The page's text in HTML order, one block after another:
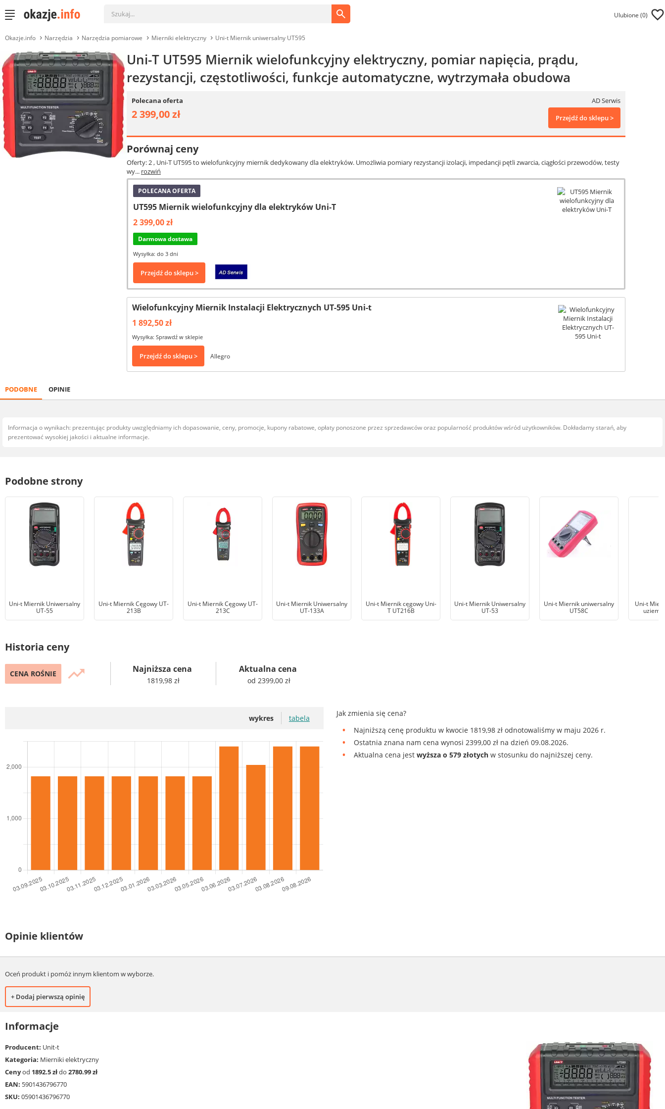
Ulubione (0)
Okazje.info Narzędzia Narzędzia pomiarowe Mierniki elektryczny Uni-t Miernik uniwersalny UT595
Uni-T UT595 Miernik wielofunkcyjny elektryczny, pomiar napięcia, prądu,
rezystancji, częstotliwości, funkcje automatyczne, wytrzymała obudowa
Polecana oferta AD Serwis
2 399,00 zł Przejdź do sklepu >
Porównaj ceny
Oferty: 2, Uni-T UT595 to wielofunkcyjny miernik dedykowany dla elektryków. Umożliwia pomiary rezystancji izolacji, impedancji pętli zwarcia, ciągłości przewodów, testy
wy... rozwiń
POLECANA OFERTA
UT595 Miernik wielofunkcyjny dla elektryków Uni-T
2 399,00 zł
Darmowa dostawa
Wysyłka: do 3 dni
Przejdź do sklepu >
Wielofunkcyjny Miernik Instalacji Elektrycznych UT-595 Uni-t
1 892,50 zł
Wysyłka: Sprawdź w sklepie
Przejdź do sklepu > Allegro
PODOBNE OPINIE
Informacja o wynikach: prezentując produkty uwzględniamy ich dopasowanie, ceny, promocje, kupony rabatowe, opłaty ponoszone przez sprzedawców oraz popularność produktów wśród użytkowników. Dokładamy starań, aby
prezentować wysokiej jakości i aktualne informacje.
Podobne strony
Uni-t Miernik Uniwersalny
UT-55
Uni-t Miernik Cęgowy UT-
213B
Uni-t Miernik Cęgowy UT-
213C
Uni-t Miernik Uniwersalny
UT-133A
Uni-t Miernik cęgowy Uni-
T UT216B
Uni-t Miernik Uniwersalny
UT-53
Uni-t Miernik uniwersalny
UT58C
Uni-t
Historia ceny
CENA ROŚNIE trending_up Najniższa cena
1819,98 zł
Aktualna cena
od 2399,00 zł
wykres tabela
Jak zmienia się cena?
Najniższą cenę produktu w kwocie 1819,98 zł odnotowaliśmy w maju 2026 r.
Ostatnia znana nam cena wynosi 2399,00 zł na dzień 09.08.2026.
Aktualna cena jestwyższa o 579 złotych w stosunku do najniższej ceny.
Opinie klientów
Oceń produkt i pomóż innym klientom w wyborze.
+ Dodaj pierwszą opinię
Informacje
Producent: Unit-t
Kategoria: Mierniki elektryczny
Cenyod 1892.5 złdo 2780.99 zł
EAN: 5901436796770
SKU: 05901436796770